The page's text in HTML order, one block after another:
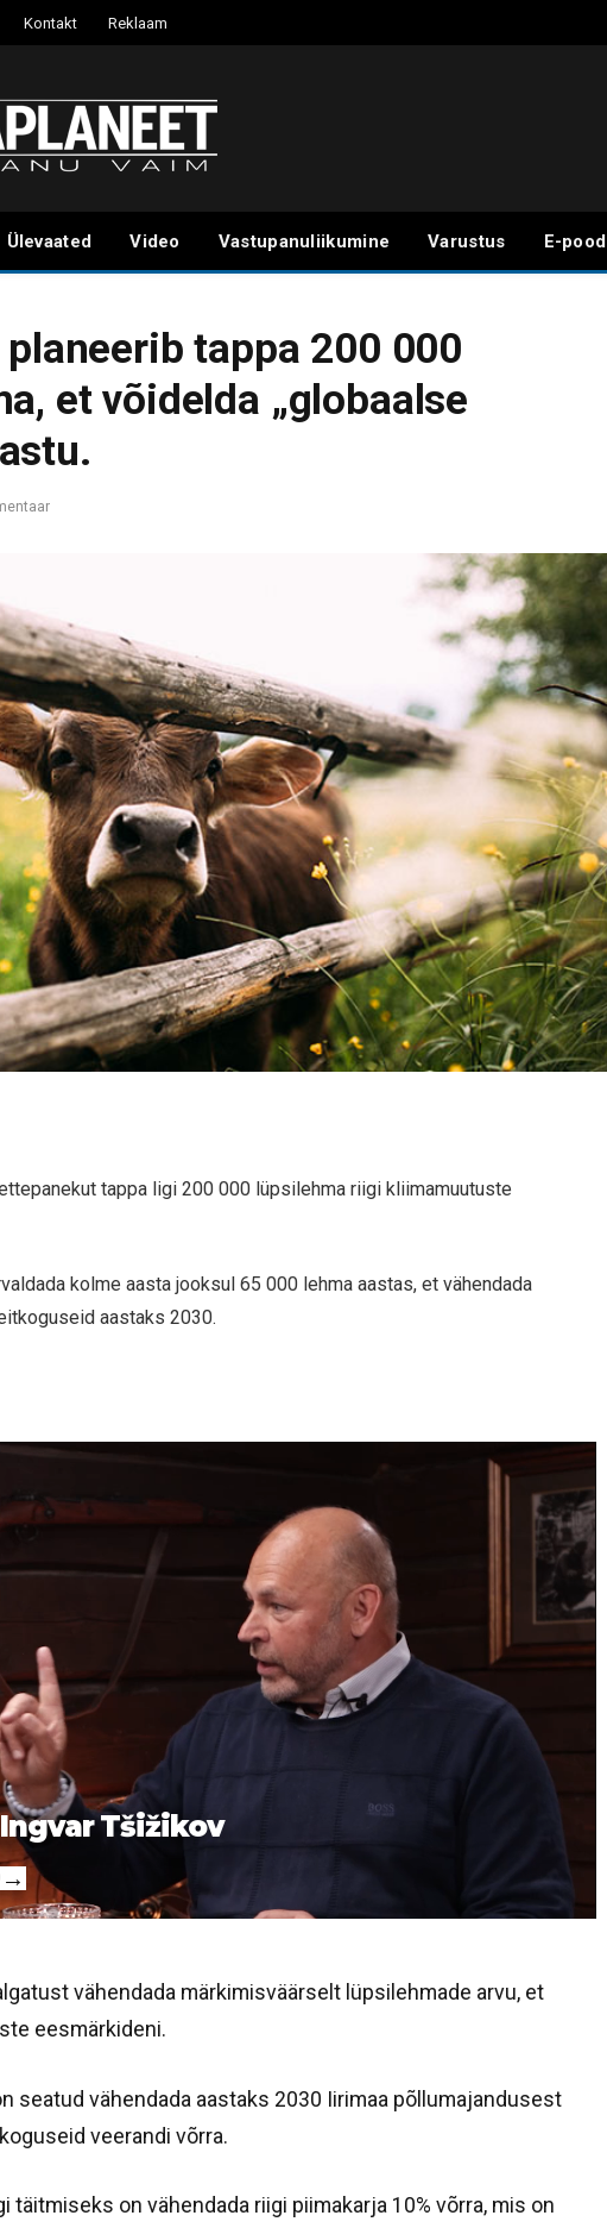
Kontakt Reklaam
Ülevaated Video Vastupanuliikumine Varustus E-pood
tappa 200 000
et võidelda „globaalse
tappa ligi 200 000 lüpsilehma riigi kliimamuutuste
kolme aasta jooksul 65 000 lehma aastas, et vähendada
aastaks 2030.
Tšižikov
vähendada märkimisväärselt lüpsilehmade arvu, et
eesmärkideni.
seatud vähendada aastaks 2030 Iirimaa põllumajandusest
veerandi võrra.
täitmiseks on vähendada riigi piimakarja 10% võrra, mis on